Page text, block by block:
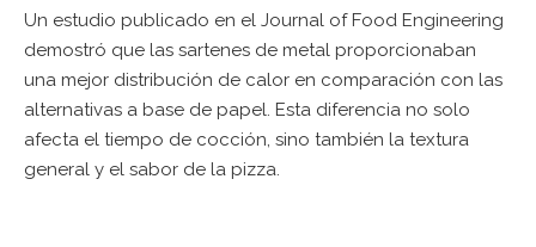
Un estudio publicado en el Journal of Food Engineering
demostró que las sartenes de metal proporcionaban
una mejor distribución de calor en comparación con las
alternativas a base de papel. Esta diferencia no solo
afecta el tiempo de cocción, sino también la textura
general y el sabor de la pizza.